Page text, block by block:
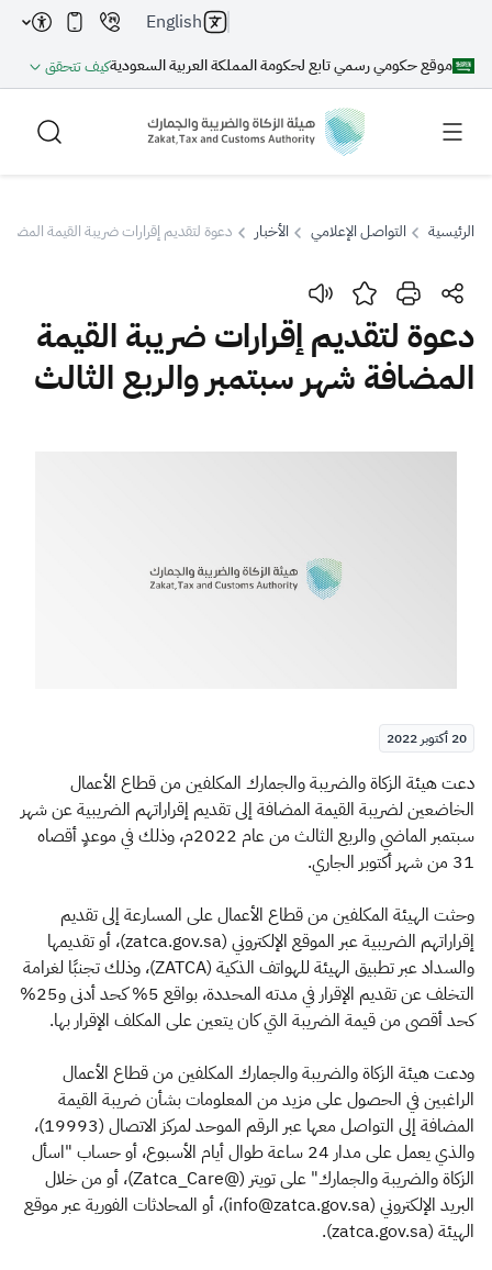
موقع حكومي رسمي تابع لحكومة المملكة العربية السعوديةكيف تتحقق
English
بحث
بحث بحث AI
اقتراحات
الرئيسية التواصل الإعلامي الأخبار دعوة لتقديم إقرارات ضريبة القيمة
دعوة لتقديم إقرارات ضريبة القيمة
المضافة شهر سبتمبر والربع الثالث
20 أكتوبر 2022
​​​دعت هيئة الزكاة والضريبة والجمارك المكلفين من قطاع الأعمال
الخاضعين لضريبة القيمة المضافة إلى تقديم إقراراتهم الضريبية عن شهر
سبتمبر الماضي والربع الثالث من عام 2022م، وذلك في موعدٍ أقصاه
31 من شهر أكتوبر الجاري.
وحثت الهيئة المكلفين من قطاع الأعمال على المسارعة إلى تقديم
إقراراتهم الضريبية عبر الموقع الإلكتروني (zatca.gov.sa)، أو تقديمها
والسداد عبر تطبيق الهيئة للهواتف الذكية (ZATCA)، وذلك تجنبًا لغرامة
التخلف عن تقديم الإقرار في مدته المحددة، بواقع 5% كحد أدنى و25%
كحد أقصى من قيمة الضريبة التي كان يتعين على المكلف الإقرار بها.
ودعت هيئة الزكاة والضريبة والجمارك المكلفين من قطاع الأعمال
الراغبين في الحصول على مزيد من المعلومات بشأن ضريبة القيمة
المضافة إلى التواصل معها عبر الرقم الموحد لمركز الاتصال (19993)،
والذي يعمل على مدار 24 ساعة طوال أيام الأسبوع، أو حساب "اسأل
الزكاة والضريبة والجمارك" على تويتر (@Zatca_Care)، أو من خلال
البريد الإلكتروني (info@zatca.gov.sa)، أو المحادثات الفورية عبر موقع
الهيئة (zatca.gov.sa).